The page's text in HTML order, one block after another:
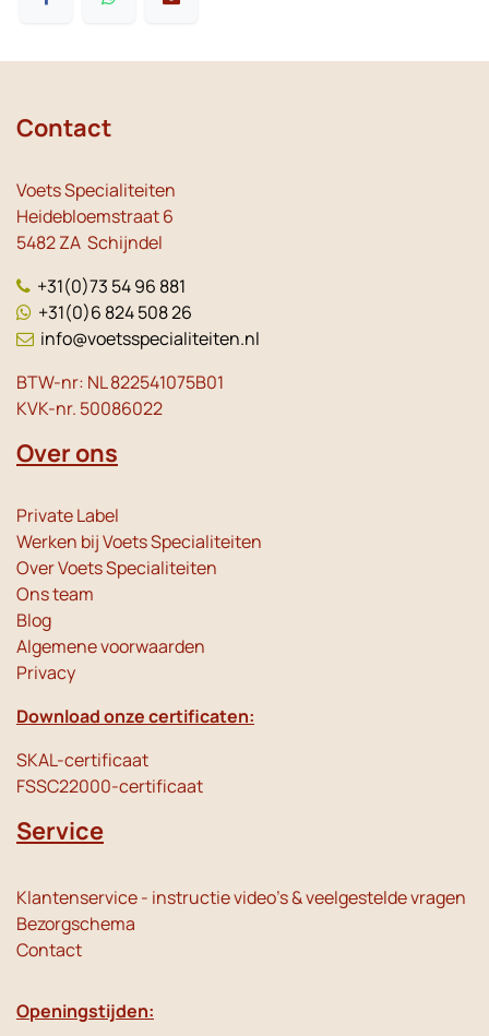
Contact
Voets Specialiteiten
Heidebloemstraat 6
5482 ZA Schijndel
+31(0)73 54 96 881
+31(0)6 824 508 26
info@voetsspecialiteiten.nl
BTW-nr: NL 822541075B01
KVK-nr. 50086022
Over ons
Private Label
Werken bij Voets Specialiteiten
Over Voets Specialiteiten
Ons team
Blog
Algemene voorwaarden
Privacy
Download onze certificaten:
SKAL-certificaat
FSSC22000-certificaat
Service
Klantenservice - instructie video's & veelgestelde vragen
Bezorgschema
Contact
Openingstijden: